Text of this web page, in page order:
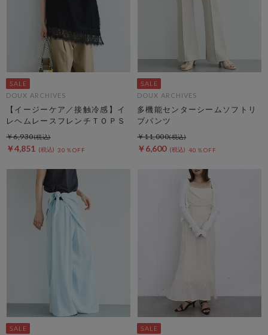
DOUX ARCHIVES
【イージーケア／接触冷感】イ
レヘムレースフレンチＴＯＰＳ
￥4,851 30％OFF
￥6,930
DOUX ARCHIVES
多機能センターシームソフトリ
ブパンツ
￥6,600 40％OFF
￥11,000